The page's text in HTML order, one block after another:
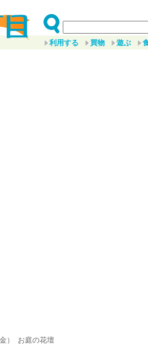
利用する 買物 遊ぶ
） お庭の花壇